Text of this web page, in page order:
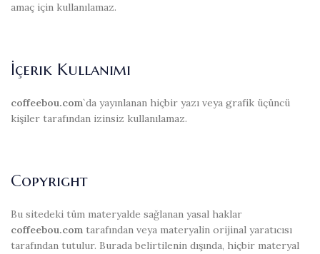
amaç için kullanılamaz.
İçerik Kullanımı
coffeebou.com`da yayınlanan hiçbir yazı veya grafik üçüncü
kişiler tarafından izinsiz kullanılamaz.
Copyright
Bu sitedeki tüm materyalde sağlanan yasal haklar
coffeebou.com tarafından veya materyalin orijinal yaratıcısı
tarafından tutulur. Burada belirtilenin dışında, hiçbir materyal